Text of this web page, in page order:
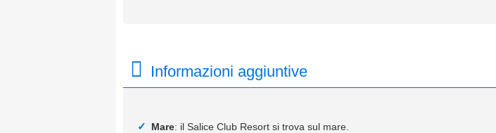
Informazioni aggiuntive
Mare: il Salice Club Resort si trova sul mare.